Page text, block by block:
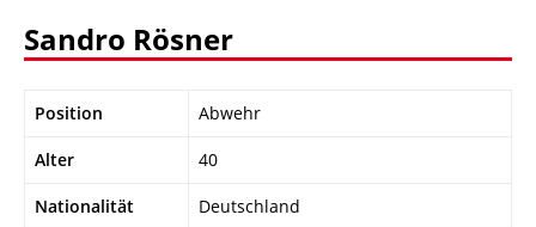
Sandro Rösner
Position Abwehr
Alter 40
Nationalität Deutschland